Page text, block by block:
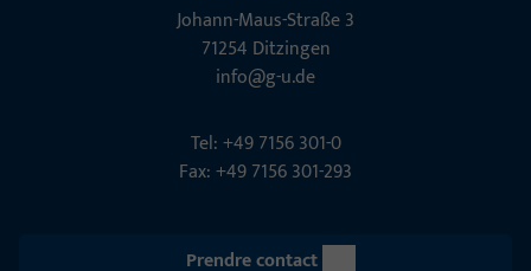
Johann-Maus-Straße 3
71254 Ditzingen
info@g-u.de
Tel: +49 7156 301-0
Fax: +49 7156 301-293
Prendre contact